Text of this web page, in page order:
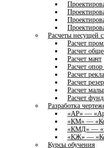
Расчеты несущей
Расчет
Расчет
Расчет мачт
Расчет
Расчет
Расчет
Расчет
Расчет
Разработка
«АР» —
«КМ» —
«КМД» —
«КЖ» —
Курсы обучения